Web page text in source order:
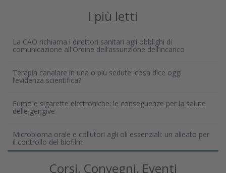
I più letti
La CAO richiama i direttori sanitari agli obblighi di
comunicazione all'Ordine dell’assunzione dell’incarico
Terapia canalare in una o più sedute: cosa dice oggi
l’evidenza scientifica?
Fumo e sigarette elettroniche: le conseguenze per la salute
delle gengive
Microbioma orale e collutori agli oli essenziali: un alleato per
il controllo del biofilm
Corsi, Convegni, Eventi